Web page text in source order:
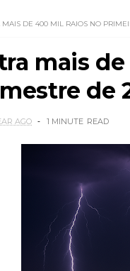
MAIS DE 400 MIL RAIOS NO
mais
de
AGO 1 MINUTE READ